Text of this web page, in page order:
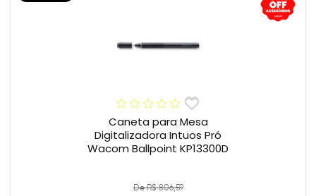
Caneta para Mesa
Digitalizadora Intuos Pró
Wacom Ballpoint KP13300D
De R$ 806,59